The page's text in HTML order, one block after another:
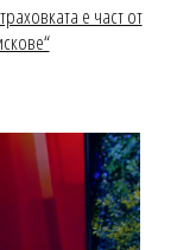
е част от